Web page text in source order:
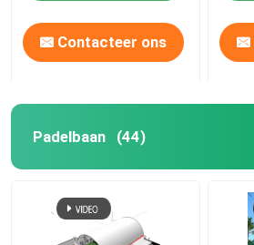
Contacteer ons
Padelbaan (44)